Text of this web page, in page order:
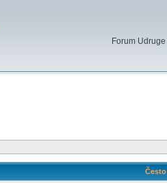
Forum